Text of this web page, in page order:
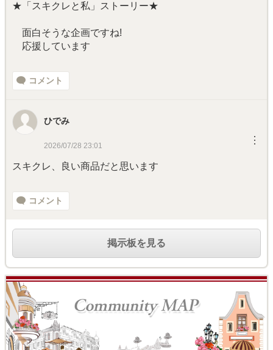
★「スキクレと私」ストーリー★
面白そうな企画ですね!
応援しています
コメント
ひでみ
2026/07/28 23:01 ︙
スキクレ、良い商品だと思います
コメント
掲示板を見る